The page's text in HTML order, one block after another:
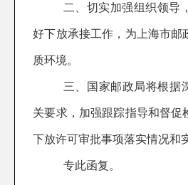
二、切实加强组织领导
好下放承接工作，为上海市邮
质环境。
三、国家邮政局将根据
关要求，加强跟踪指导和督促
下放许可审批事项落实情况和
专此函复。